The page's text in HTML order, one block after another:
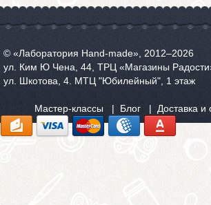
© «Лаборатория Hand-made», 2012‒2026
ул. Ким Ю Чена, 44, ТРЦ «Магазины
ул. Шкотова, 4. МТЦ "Юбилейный", 1 этаж
Мастер-классы Блог Доставка и